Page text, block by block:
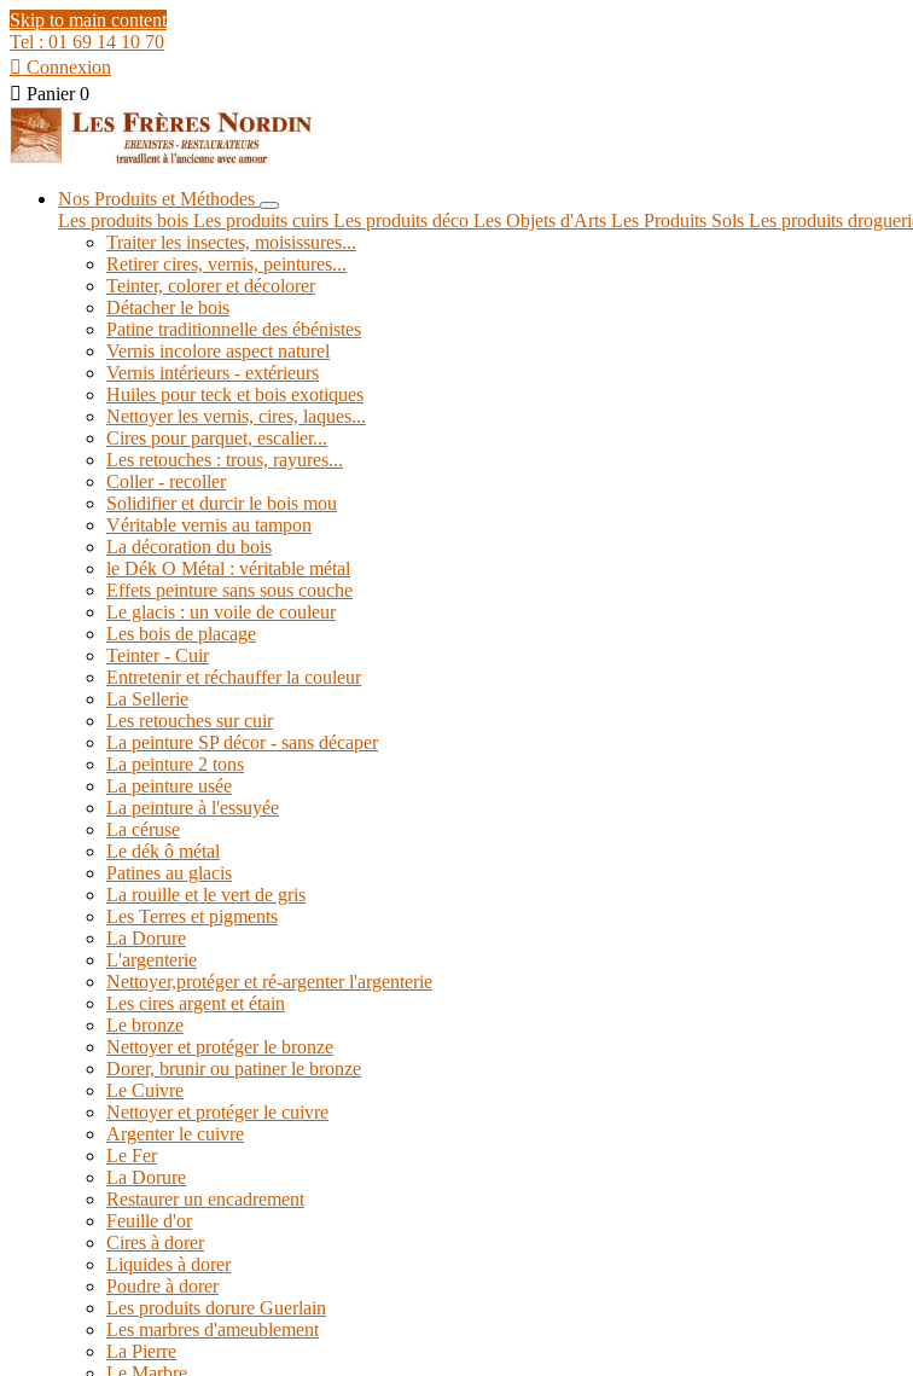
Skip to main content
Tel : 01 69 14 10 70
 Connexion
 Panier 0
Nos Produits et Méthodes
Les produits bois Les produits cuirs Les produits déco Les Objets d'Arts Les Produits Sols Les produits
Traiter les insectes, moisissures...
Retirer cires, vernis, peintures...
Teinter, colorer et décolorer
Détacher le bois
Patine traditionnelle des ébénistes
Vernis incolore aspect naturel
Vernis intérieurs - extérieurs
Huiles pour teck et bois exotiques
Nettoyer les vernis, cires, laques...
Cires pour parquet, escalier...
Les retouches : trous, rayures...
Coller - recoller
Solidifier et durcir le bois mou
Véritable vernis au tampon
La décoration du bois
le Dék O Métal : véritable métal
Effets peinture sans sous couche
Le glacis : un voile de couleur
Les bois de placage
Teinter - Cuir
Entretenir et réchauffer la couleur
La Sellerie
Les retouches sur cuir
La peinture SP décor - sans décaper
La peinture 2 tons
La peinture usée
La peinture à l'essuyée
La céruse
Le dék ô métal
Patines au glacis
La rouille et le vert de gris
Les Terres et pigments
La Dorure
L'argenterie
Nettoyer,protéger et ré-argenter l'argenterie
Les cires argent et étain
Le bronze
Nettoyer et protéger le bronze
Dorer, brunir ou patiner le bronze
Le Cuivre
Nettoyer et protéger le cuivre
Argenter le cuivre
Le Fer
La Dorure
Restaurer un encadrement
Feuille d'or
Cires à dorer
Liquides à dorer
Poudre à dorer
Les produits dorure Guerlain
Les marbres d'ameublement
La Pierre